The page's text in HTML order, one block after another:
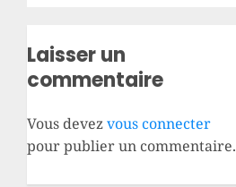
Laisser un
commentaire
Vous devezvous connecter
pour publier un commentaire.